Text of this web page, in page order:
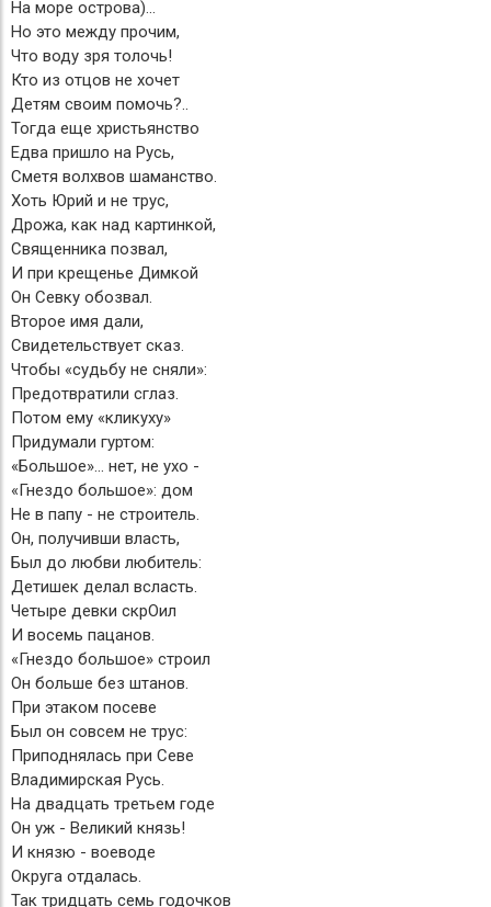
На море острова)...
Но это между прочим,
Что воду зря толочь!
Кто из отцов не хочет
Детям своим помочь?..
Тогда еще христьянство
Едва пришло на Русь,
Сметя волхвов шаманство.
Хоть Юрий и не трус,
Дрожа, как над картинкой,
Священника позвал,
И при крещенье Димкой
Он Севку обозвал.
Второе имя дали,
Свидетельствует сказ.
Чтобы «судьбу не сняли»:
Предотвратили сглаз.
Потом ему «кликуху»
Придумали гуртом:
«Большое»... нет, не ухо -
«Гнездо большое»: дом
Не в папу - не строитель.
Он, получивши власть,
Был до любви любитель:
Детишек делал всласть.
Четыре девки скрОил
И восемь пацанов.
«Гнездо большое» строил
Он больше без штанов.
При этаком посеве
Был он совсем не трус:
Приподнялась при Севе
Владимирская Русь.
На двадцать третьем годе
Он уж - Великий князь!
И князю - воеводе
Округа отдалась.
Так тридцать семь годочков